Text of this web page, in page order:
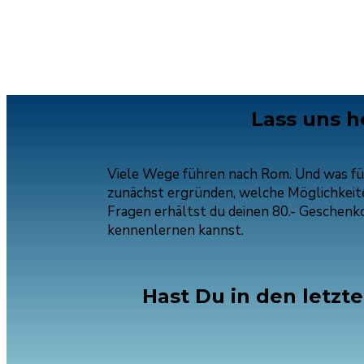
Lass uns
Viele Wege führen nach Rom. Und was
zunächst ergründen, welche
Fragen erhältst du deinen 80.-
kennenlernen kannst.
Hast Du in den